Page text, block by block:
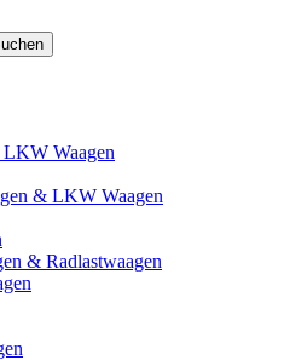
LKW Waagen
& LKW Waagen
& Radlastwaagen